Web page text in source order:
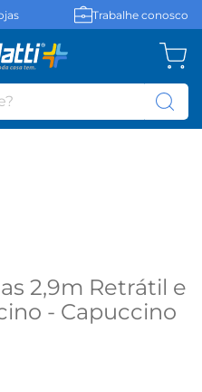
Trabalhe conosco
2,9m Retrátil e
- Capuccino